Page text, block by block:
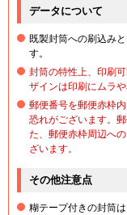
データについて
既製封筒への刷込み
す。
封筒の特性上、印刷
ザインは印刷にムラ
郵便番号を郵便赤枠
恐れがございます。
た、郵便赤枠周辺へ
ざいます。
その他注意点
糊テープ付きの封筒